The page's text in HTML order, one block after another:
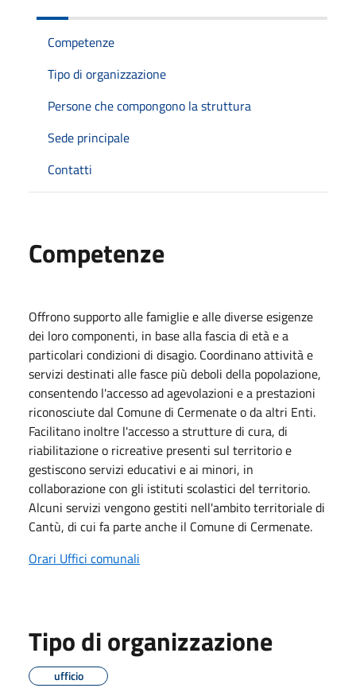
Competenze
Tipo di organizzazione
Persone che compongono la struttura
Sede principale
Contatti
Competenze
Offrono supporto alle famiglie e alle diverse esigenze
dei loro componenti, in base alla fascia di età e a
particolari condizioni di disagio. Coordinano attività e
servizi destinati alle fasce più deboli della popolazione,
consentendo l'accesso ad agevolazioni e a prestazioni
riconosciute dal Comune di Cermenate o da altri Enti.
Facilitano inoltre l'accesso a strutture di cura, di
riabilitazione o ricreative presenti sul territorio e
gestiscono servizi educativi e ai minori, in
collaborazione con gli istituti scolastici del territorio.
Alcuni servizi vengono gestiti nell'ambito territoriale di
Cantù, di cui fa parte anche il Comune di Cermenate.
Orari Uffici comunali
Tipo di organizzazione
ufficio